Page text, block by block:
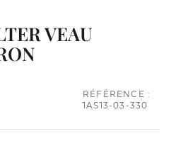
VEAU
RÉFÉRENCE :
1AS13-03-330